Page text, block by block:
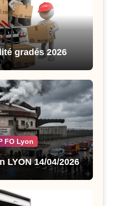
gradés 2026
FO Lyon
LYON 14/04/2026